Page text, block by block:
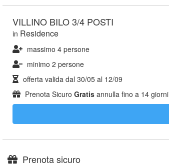
VILLINO BILO 3/4 POSTI
in Residence
massimo 4 persone
minimo 2 persone
offerta valida dal 30/05 al 12/09
Prenota Sicuro Gratis annulla fino a 14 giorni
Prenota sicuro